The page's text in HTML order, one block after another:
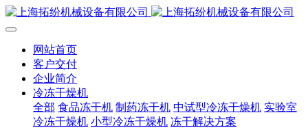
网站首页
客户交付
企业简介
冷冻干燥机
全部 食品冻干机 制药冻干机 中试型冷冻干燥机 实验室
冷冻干燥机 小型冷冻干燥机 冻干解决方案